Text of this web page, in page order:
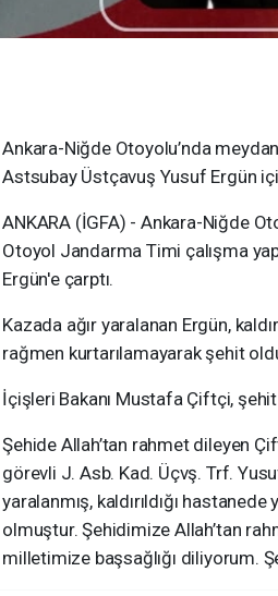
Ankara-Niğde Otoyolu’nda
Astsubay Üstçavuş Yusuf Ergün
ANKARA (İGFA) - Ankara-Niğde
Otoyol Jandarma Timi çalışma
Ergün'e çarptı.
Kazada ağır yaralanan Ergün,
rağmen kurtarılamayarak şehit
İçişleri Bakanı Mustafa Çiftçi,
Şehide Allah’tan rahmet dileyen
görevli J. Asb. Kad. Üçvş. Trf.
yaralanmış, kaldırıldığı
olmuştur. Şehidimize Allah’tan
milletimize başsağlığı diliyorum.